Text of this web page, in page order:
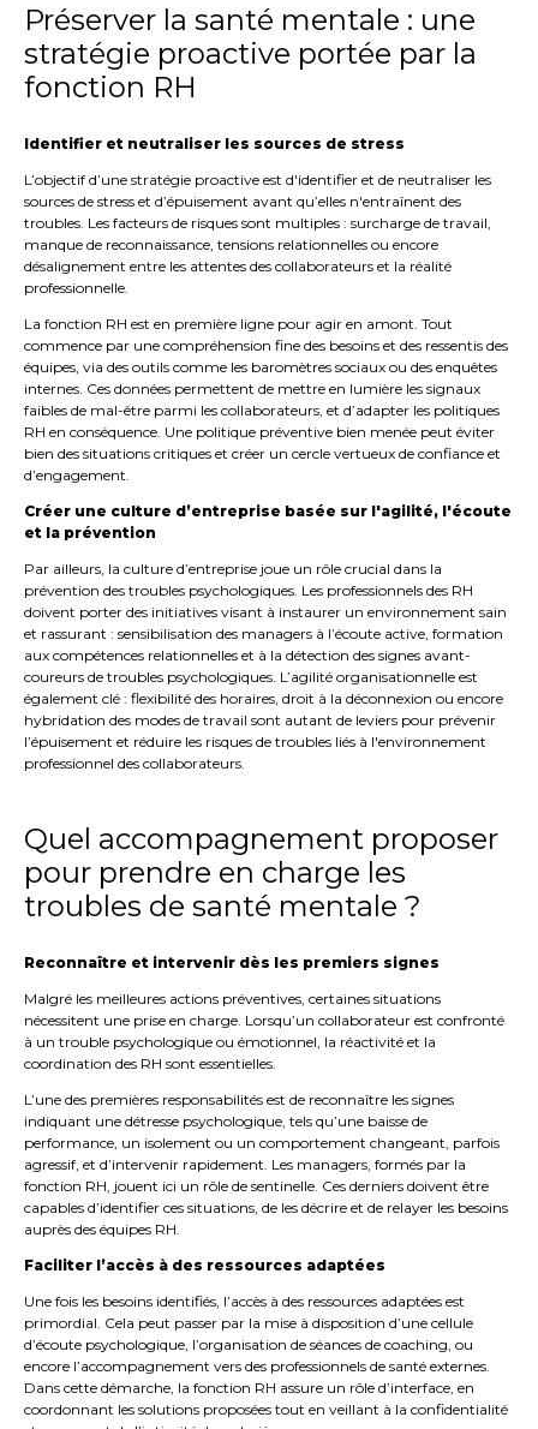
Préserver la santé mentale : une
stratégie proactive portée par la
fonction RH
Identifier et neutraliser les sources de stress
L’objectif d’une stratégie proactive est d'identifier et de neutraliser les
sources de stress et d’épuisement avant qu’elles n'entraînent des
troubles. Les facteurs de risques sont multiples : surcharge de travail,
manque de reconnaissance, tensions relationnelles ou encore
désalignement entre les attentes des collaborateurs et la réalité
professionnelle.
La fonction RH est en première ligne pour agir en amont. Tout
commence par une compréhension fine des besoins et des ressentis des
équipes, via des outils comme les baromètres sociaux ou des enquêtes
internes. Ces données permettent de mettre en lumière les signaux
faibles de mal-être parmi les collaborateurs, et d’adapter les politiques
RH en conséquence. Une politique préventive bien menée peut éviter
bien des situations critiques et créer un cercle vertueux de confiance et
d’engagement.
Créer une culture d’entreprise basée sur l'agilité, l'écoute
et la prévention
Par ailleurs, la culture d’entreprise joue un rôle crucial dans la
prévention des troubles psychologiques. Les professionnels des RH
doivent porter des initiatives visant à instaurer un environnement sain
et rassurant : sensibilisation des managers à l’écoute active, formation
aux compétences relationnelles et à la détection des signes avant-
coureurs de troubles psychologiques. L’agilité organisationnelle est
également clé : flexibilité des horaires, droit à la déconnexion ou encore
hybridation des modes de travail sont autant de leviers pour prévenir
l’épuisement et réduire les risques de troubles liés à l'environnement
professionnel des collaborateurs.
Quel accompagnement proposer
pour prendre en charge les
troubles de santé mentale ?
Reconnaître et intervenir dès les premiers signes
Malgré les meilleures actions préventives, certaines situations
nécessitent une prise en charge. Lorsqu’un collaborateur est confronté
à un trouble psychologique ou émotionnel, la réactivité et la
coordination des RH sont essentielles.
L’une des premières responsabilités est de reconnaître les signes
indiquant une détresse psychologique, tels qu’une baisse de
performance, un isolement ou un comportement changeant, parfois
agressif, et d’intervenir rapidement. Les managers, formés par la
fonction RH, jouent ici un rôle de sentinelle. Ces derniers doivent être
capables d’identifier ces situations, de les décrire et de relayer les besoins
auprès des équipes RH.
Faciliter l’accès à des ressources adaptées
Une fois les besoins identifiés, l’accès à des ressources adaptées est
primordial. Cela peut passer par la mise à disposition d’une cellule
d’écoute psychologique, l’organisation de séances de coaching, ou
encore l’accompagnement vers des professionnels de santé externes.
Dans cette démarche, la fonction RH assure un rôle d’interface, en
coordonnant les solutions proposées tout en veillant à la confidentialité